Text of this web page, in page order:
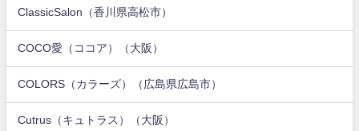
ClassicSalon（香川県高松市）
COCO愛（ココア）（大阪）
COLORS（カラーズ）（広島県広島市）
Cutrus（キュトラス）（大阪）